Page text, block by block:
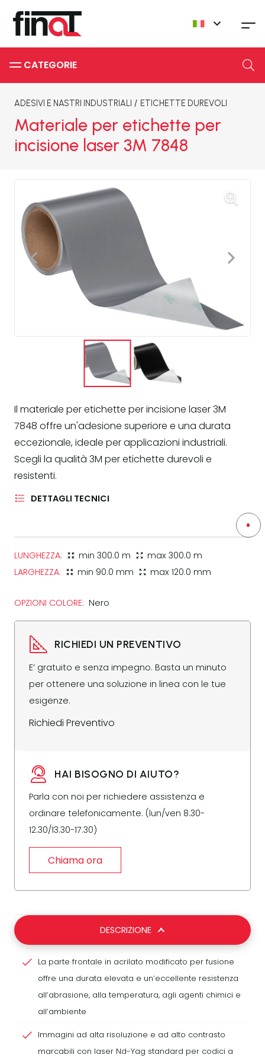
CATEGORIE
ADESIVI E NASTRI INDUSTRIALI / ETICHETTE DUREVOLI
Materiale per etichette per
incisione laser 3M 7848
Il materiale per etichette per incisione laser 3M
7848 offre un'adesione superiore e una durata
eccezionale, ideale per applicazioni industriali.
Scegli la qualità 3M per etichette durevoli e
resistenti.
DETTAGLI TECNICI
OPZIONI COLORE: Nero
LUNGHEZZA: zoom_in_map min 300.0 m zoom_out_map max 300.0 m
LARGHEZZA:
zoom_in_map min 90.0 mm zoom_out_map max 120.0 mm
RICHIEDI UN PREVENTIVO
E’ gratuito e senza impegno. Basta un minuto
per ottenere una soluzione in linea con le tue
esigenze.
Richiedi Preventivo
HAI BISOGNO DI AIUTO?
Parla con noi per richiedere assistenza e
ordinare telefonicamente. (lun/ven 8.30-
12.30/13.30-17.30)
Chiama ora
DESCRIZIONE
La parte frontale in acrilato modificato per fusione
offre una durata elevata e un’eccellente resistenza
all’abrasione, alla temperatura, agli agenti chimici e
all’ambiente
Immagini ad alta risoluzione e ad alto contrasto
marcabili con laser Nd-Yag standard per codici a